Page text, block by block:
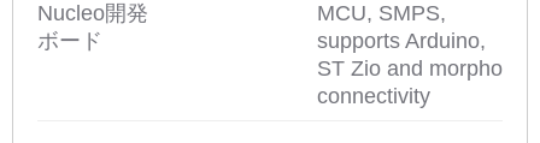
Nucleo開発
ボード
MCU, SMPS,
supports Arduino,
ST Zio and morpho
connectivity